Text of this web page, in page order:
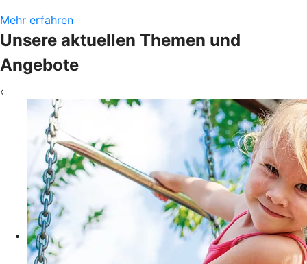
Mehr erfahren
Unsere aktuellen Themen und
Angebote
‹